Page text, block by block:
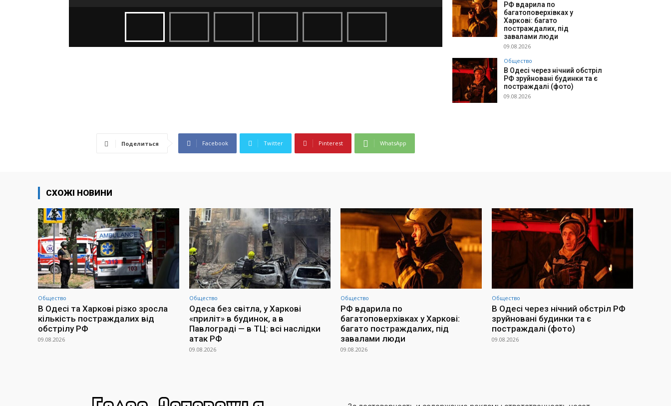
Поделиться Facebook Twitter Pinterest WhatsApp
РФ вдарила по
багатоповерхівках у
Харкові: багато
постраждалих, під
завалами люди
09.08.2026
Общество
В Одесі через нічний обстріл
РФ зруйновані будинки та є
постраждалі (фото)
09.08.2026
СХОЖІ НОВИНИ
Общество
В Одесі та Харкові різко зросла
кількість постраждалих від
обстрілу РФ
09.08.2026
Общество
Одеса без світла, у Харкові
«приліт» в будинок, а в
Павлограді — в ТЦ: всі наслідки
атак РФ
09.08.2026
Общество
РФ вдарила по
багатоповерхівках у Харкові:
багато постраждалих, під
завалами люди
09.08.2026
Общество
В Одесі через нічний обстріл РФ
зруйновані будинки та є
постраждалі (фото)
09.08.2026